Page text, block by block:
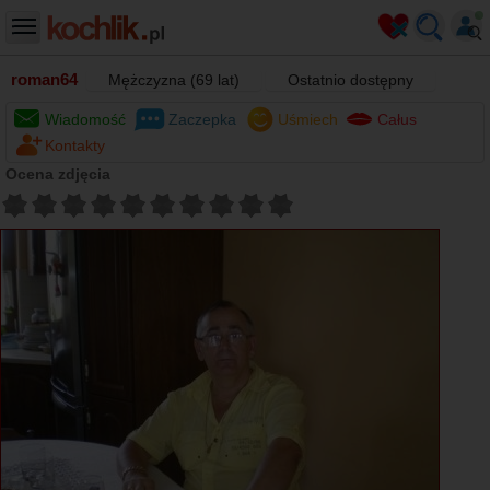
roman64 Mężczyzna (69 lat) Ostatnio dostępny
Wiadomość Zaczepka Uśmiech
Całus
Kontakty
Ocena zdjęcia